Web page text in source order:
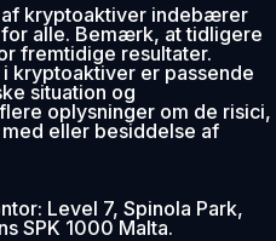
kryptoaktiver indebærer
alle. Bemærk, at tidligere
fremtidige resultater.
kryptoaktiver er passende
situation og
oplysninger om de risici,
eller besiddelse af
Level 7, Spinola Park,
SPK 1000 Malta.